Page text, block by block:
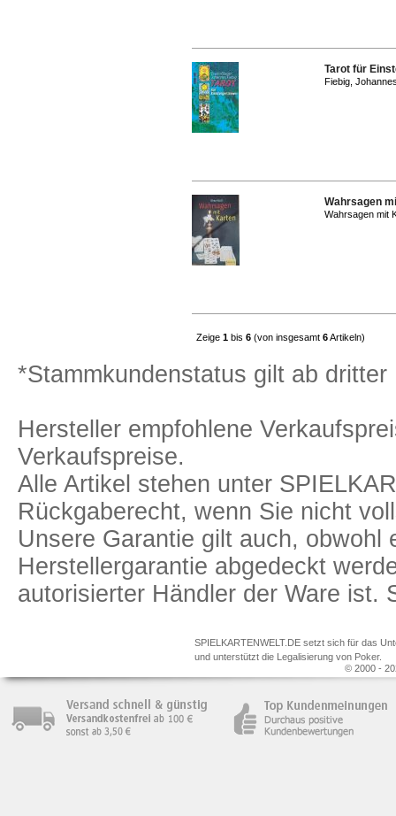
Tarot für
Fiebig,
Wahrsagen
Wahrsagen mit
Zeige 1 bis 6 (von insgesamt 6Artikeln)
*Stammkundenstatus gilt ab dritter
Hersteller empfohlene
Verkaufspreise.
Alle Artikel stehen unter
Rückgaberecht, wenn Sie nicht
Unsere Garantie gilt auch, obwohl
Herstellergarantie abgedeckt
autorisierter Händler der Ware ist.
SPIELKARTENWELT.DE setzt sich für das
und unterstützt die Legalisierung von Poker.
© 2000 -